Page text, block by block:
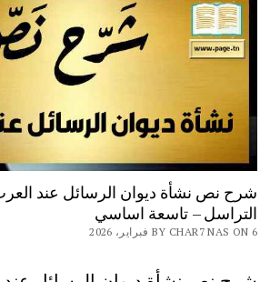
شرح نص نشأة ديوان الرسائل عند
التراسل – تاسعة اساسي
BY CHAR7 NAS ON 6 فبراير، 2026